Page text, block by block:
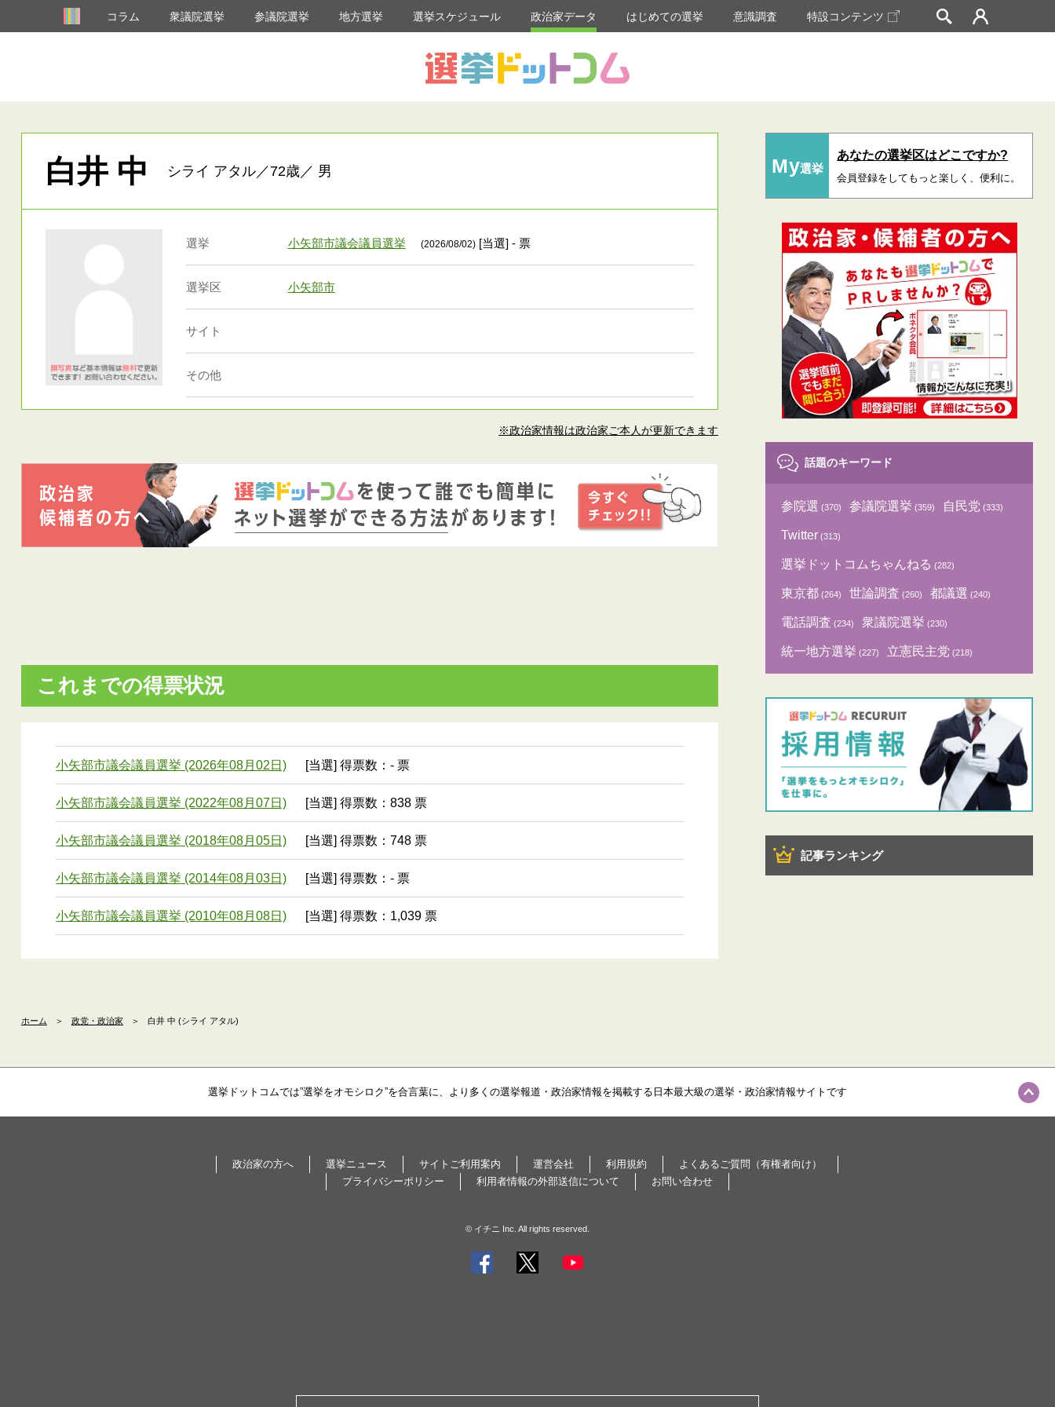
コラム 衆議院選挙 参議院選挙 地方選挙 選挙スケジュール 政治家データ はじめての選挙 意識調査 特設コンテンツ
白井 中 シライ アタル／72歳／ 男
選挙 小矢部市議会議員選挙 (2026/08/02)[当選] - 票
選挙区 小矢部市
サイト
その他
※政治家情報は政治家ご本人が更新できます
これまでの得票状況
小矢部市議会議員選挙 (2026年08月02日) [当選] 得票数：- 票
小矢部市議会議員選挙 (2022年08月07日) [当選] 得票数：838 票
小矢部市議会議員選挙 (2018年08月05日) [当選] 得票数：748 票
小矢部市議会議員選挙 (2014年08月03日) [当選] 得票数：- 票
小矢部市議会議員選挙 (2010年08月08日) [当選] 得票数：1,039 票
My選挙
あなたの選挙区はどこですか?
会員登録をしてもっと楽しく、便利に。
話題のキーワード
参院選 (370) 参議院選挙 (359) 自民党 (333)
Twitter (313)
選挙ドットコムちゃんねる (282)
東京都 (264) 世論調査 (260) 都議選 (240)
電話調査 (234) 衆議院選挙 (230)
統一地方選挙 (227) 立憲民主党 (218)
記事ランキング
ホーム ＞ 政党・政治家 ＞ 白井 中 (シライ アタル)
選挙ドットコムでは”選挙をオモシロク”を合言葉に、より多くの選挙報道・政治家情報を掲載する日本最大級の選挙・政治家情報サイトです
政治家の方へ 選挙ニュース サイトご利用案内 運営会社 利用規約
よくあるご質問（有権者向け）
プライバシーポリシー
利用者情報の外部送信について お問い合わせ
© イチニ Inc. All rights reserved.